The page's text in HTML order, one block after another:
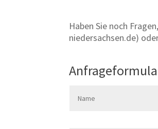
Haben Sie noch
niedersachsen.de)